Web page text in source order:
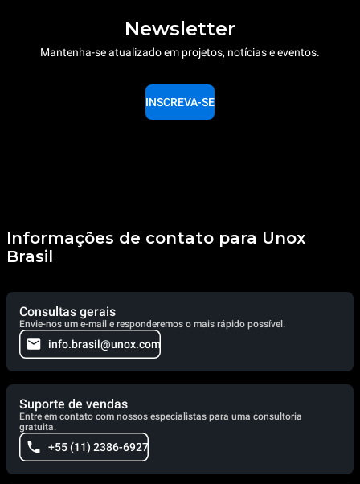
Newsletter
Mantenha-se atualizado em projetos, notícias e eventos.
INSCREVA-SE
Informações de contato para Unox
Brasil
Consultas gerais
Envie-nos um e-mail e responderemos o mais rápido possível.
info.brasil@unox.com
Suporte de vendas
Entre em contato com nossos especialistas para uma consultoria
gratuita.
+55 (11) 2386-6927